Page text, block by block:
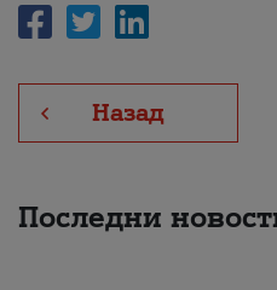
Назад
Последни